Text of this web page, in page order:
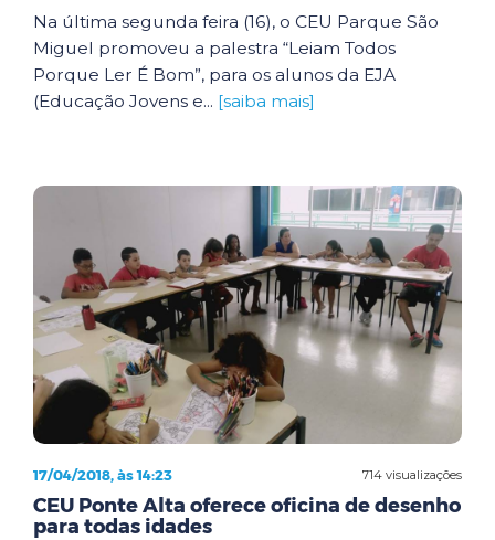
Na última segunda feira (16), o CEU Parque São
Miguel promoveu a palestra “Leiam Todos
Porque Ler É Bom”, para os alunos da EJA
(Educação Jovens e... [saiba mais]
714 visualizações
17/04/2018, às 14:23
CEU Ponte Alta oferece oficina de desenho
para todas idades